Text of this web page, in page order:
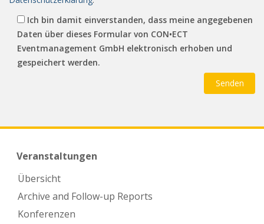
Ich bin damit einverstanden, dass meine angegebenen
Daten über dieses Formular von CON•ECT
Eventmanagement GmbH elektronisch erhoben und
gespeichert werden.
Veranstaltungen
Übersicht
Archive and Follow-up Reports
Konferenzen